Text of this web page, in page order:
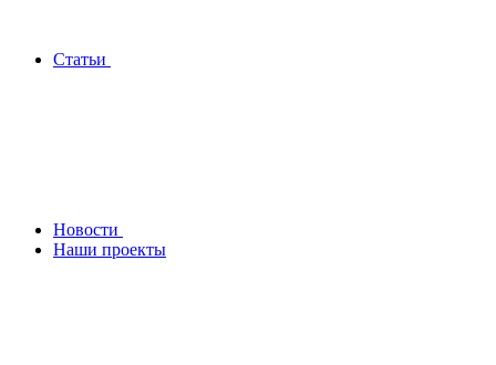
Статьи
Новости
Наши проекты